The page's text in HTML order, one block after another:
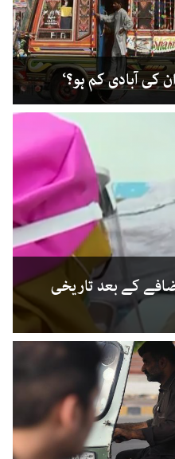
کی آبادی کم ہو؟‘
کے بعد تاریخی